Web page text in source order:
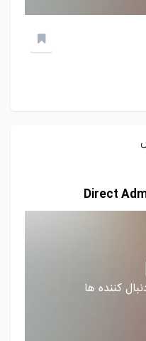
کننده ها